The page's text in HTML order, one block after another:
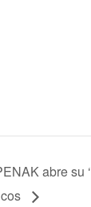
abre su